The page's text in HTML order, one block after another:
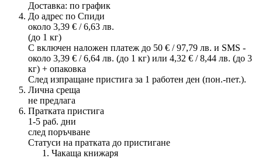
Доставка: по график
До адрес по Спиди
около 3,39 € / 6,63 лв.
(до 1 кг)
С включен наложен платеж до 50 € / 97,79 лв. и SMS -
около 3,39 € / 6,64 лв. (до 1 кг) или 4,32 € / 8,44 лв. (до 3
кг) + опаковка
След изпращане пристига за 1 работен ден (пон.-пет.).
Лична среща
не предлага
Пратката пристига
1-5 раб. дни
след поръчване
Статуси на пратката до пристигане
Чакаща книжаря